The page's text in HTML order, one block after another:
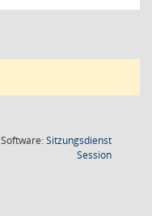
Software:Sitzungsdienst
Session(Wird in